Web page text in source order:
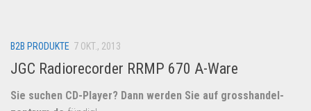
eBay Restposten kaufen
Sonderposten-Angebote
Saison & Eventprodkte
B2B PRODUKTE 7 OKT., 2013
JGC Radiorecorder RRMP 670 A-Ware
Sie suchen CD-Player? Dann werden Sie auf grosshandel-